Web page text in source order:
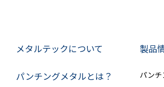
メタルテックについて
パンチングメタルとは？
製品
パンチ